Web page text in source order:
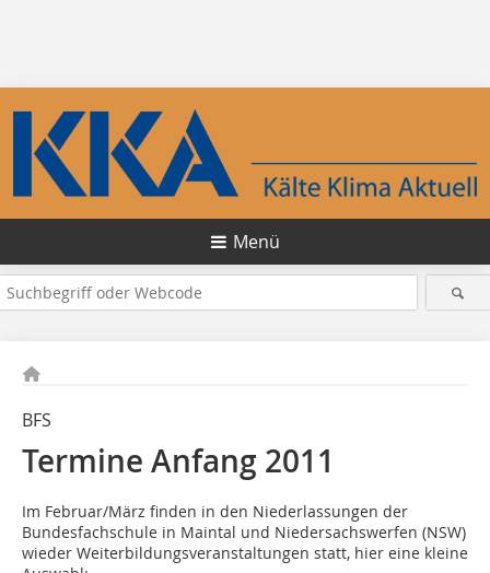
Menü
BFS
Termine Anfang 2011
Im Februar/März finden in den Niederlassungen der
Bundesfachschule in Maintal und Niedersachswerfen (NSW)
wieder Weiterbildungsveranstaltungen statt, hier eine kleine